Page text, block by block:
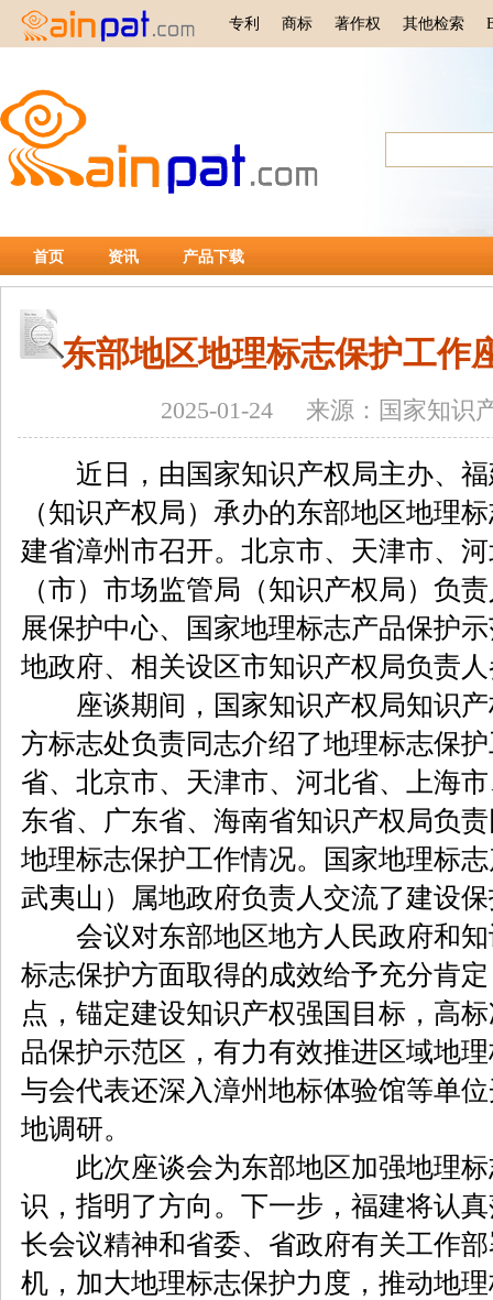
专利 商标 著作权 其他检索
首页 资讯 产品下载
东部地区地理标志保护工作
2025-01-24 来源：国家知识
近日，由国家知识产权局主办、福
（知识产权局）承办的东部地区地理
建省漳州市召开。北京市、天津市、
（市）市场监管局（知识产权局）负
展保护中心、国家地理标志产品保护
地政府、相关设区市知识产权局负责
座谈期间，国家知识产权局知识产
方标志处负责同志介绍了地理标志保
省、北京市、天津市、河北省、上海
东省、广东省、海南省知识产权局负
地理标志保护工作情况。国家地理标
武夷山）属地政府负责人交流了建设
会议对东部地区地方人民政府和知
标志保护方面取得的成效给予充分肯
点，锚定建设知识产权强国目标，高
品保护示范区，有力有效推进区域地
与会代表还深入漳州地标体验馆等单
地调研。
此次座谈会为东部地区加强地理标
识，指明了方向。下一步，福建将认
长会议精神和省委、省政府有关工作
机，加大地理标志保护力度，推动地